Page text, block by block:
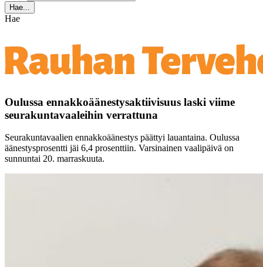
Hae...
Hae
Oulussa ennakkoäänestysaktiivisuus laski viime
seurakuntavaaleihin verrattuna
Seurakuntavaalien ennakkoäänestys päättyi lauantaina. Oulussa
äänestysprosentti jäi 6,4 prosenttiin. Varsinainen vaalipäivä on
sunnuntai 20. marraskuuta.